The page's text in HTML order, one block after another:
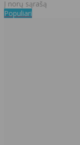
Į norų sąrašą
Populiari